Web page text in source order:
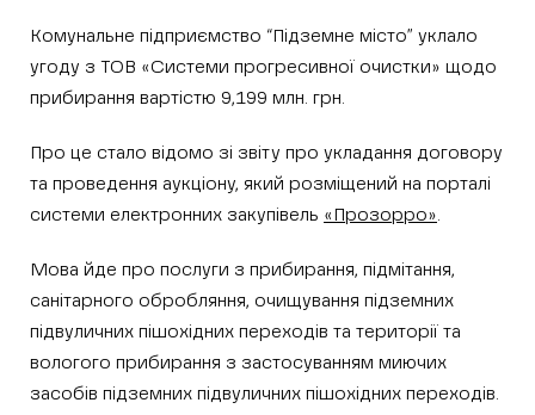
Комунальне підприємство “Підземне місто” уклало
угоду з ТОВ «Системи прогресивної очистки» щодо
прибирання вартістю 9,199 млн. грн.
Про це стало відомо зі звіту про укладання договору
та проведення аукціону, який розміщений на порталі
системи електронних закупівель «Прозорро».
Мова йде про послуги з прибирання, підмітання,
санітарного обробляння, очищування підземних
підвуличних пішохідних переходів та території та
вологого прибирання з застосуванням миючих
засобів підземних підвуличних пішохідних переходів.